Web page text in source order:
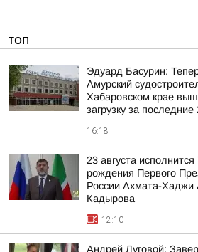
ТОП
Эдуард Басурин:
Амурский
Хабаровском крае
загрузку за последние
16:18
23 августа
рождения Первого
России Ахмата-Хаджи
Кадырова
12:10
Андрей Луговой: